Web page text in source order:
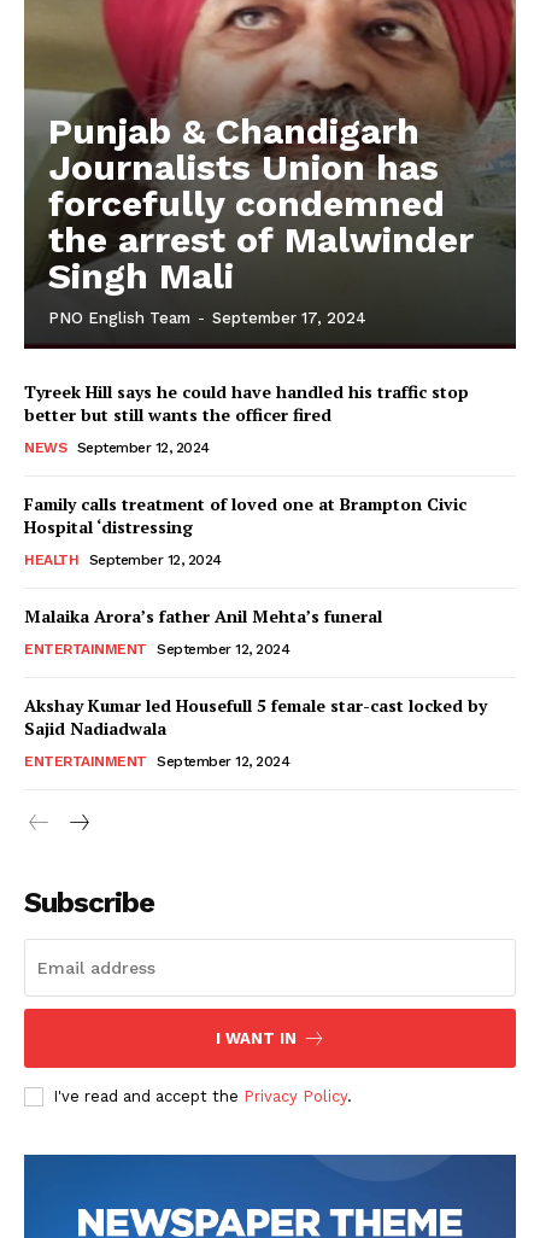
Punjab & Chandigarh
Journalists Union has
forcefully condemned
the arrest of Malwinder
Singh Mali
PNO English Team - September 17, 2024
Tyreek Hill says he could have handled his traffic stop
better but still wants the officer fired
NEWS September 12, 2024
Family calls treatment of loved one at Brampton Civic
Hospital ‘distressing
HEALTH September 12, 2024
Malaika Arora’s father Anil Mehta’s funeral
ENTERTAINMENT September 12, 2024
Akshay Kumar led Housefull 5 female star-cast locked by
Sajid Nadiadwala
ENTERTAINMENT September 12, 2024
Subscribe
I WANT IN
I've read and accept the Privacy Policy.